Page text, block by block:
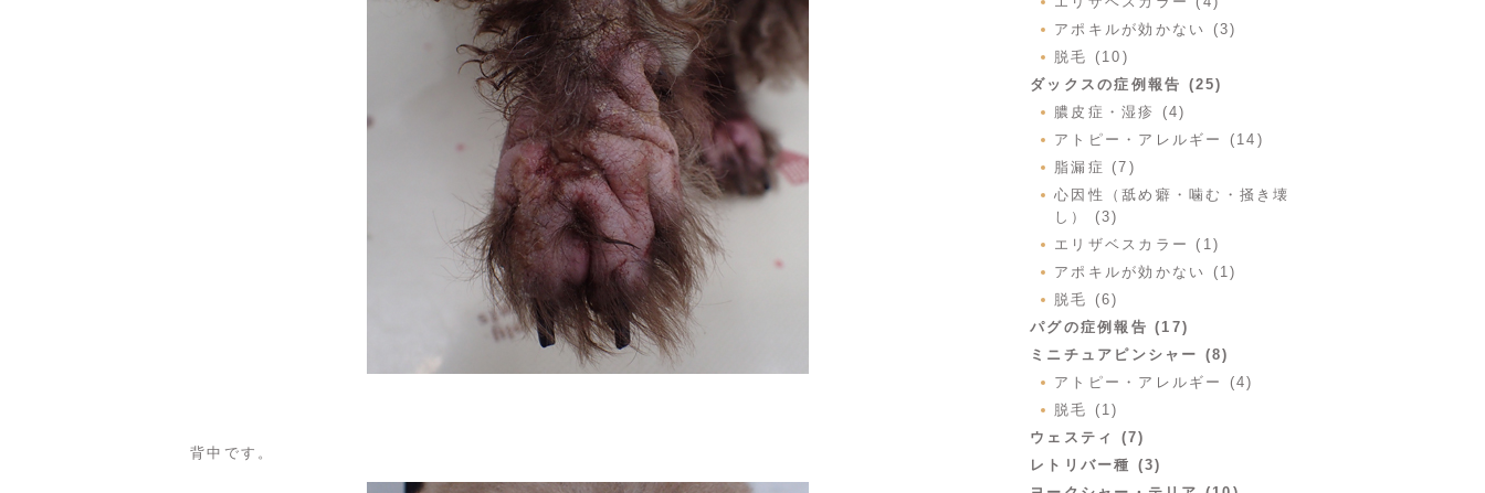
背中です。
アポキルが効かない (3)
脱毛 (10)
ダックスの症例報告 (25)
膿皮症・湿疹 (4)
アトピー・アレルギー (14)
脂漏症 (7)
心因性（舐め癖・噛む・掻き壊
し） (3)
エリザベスカラー (1)
アポキルが効かない (1)
脱毛 (6)
パグの症例報告 (17)
ミニチュアピンシャー (8)
アトピー・アレルギー (4)
脱毛 (1)
ウェスティ (7)
レトリバー種 (3)